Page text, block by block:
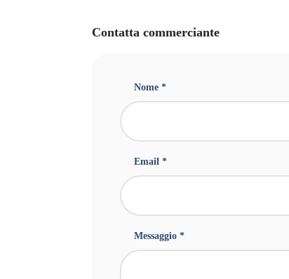
Contatta commerciante
Nome *
Email *
Messaggio *